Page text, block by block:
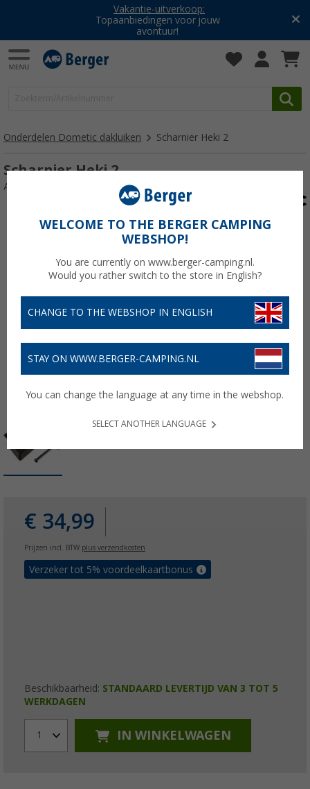
Vakantie-uitverkoop:
Topaanbiedingen voor jouw
avontuur!
Onderdelen Dometic dakluiken Scharnier Heki 2
Scharnier Heki 2
Artikelnr: 102353
€ 34,99
Prijzen incl. BTW plus verzendkosten
Verzeker tot 5% voordeelkaartbonus
Beschikbaarheid: STANDAARD LEVERTIJD VAN 3 TOT 5
WERKDAGEN
1 IN WINKELWAGEN
WELCOME TO THE BERGER CAMPING
WEBSHOP!
You are currently on www.berger-camping.nl.
Would you rather switch to the store in English?
CHANGE TO THE WEBSHOP IN ENGLISH
STAY ON WWW.BERGER-CAMPING.NL
You can change the language at any time in the webshop.
SELECT ANOTHER LANGUAGE